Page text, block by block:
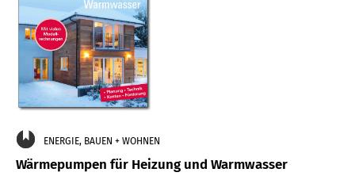
ENERGIE, BAUEN + WOHNEN
Wärmepumpen für Heizung und Warmwasser